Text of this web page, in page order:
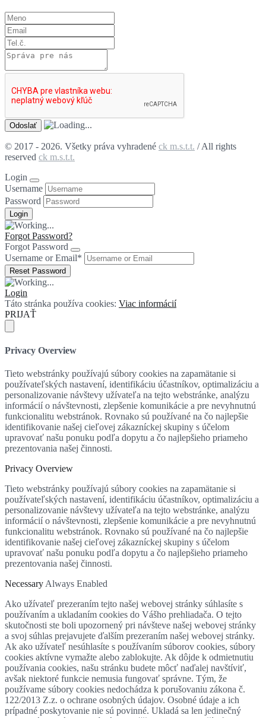
© 2017 - 2026. Všetky práva vyhradené ck m.s.t.t. / All rights
reserved ck m.s.t.t.
Login
Username
Password
Forgot Password?
Forgot Password
Username or Email*
Login
Táto stránka používa cookies: Viac informácií
PRIJAŤ
Privacy Overview
Tieto webstránky používajú súbory cookies na zapamätanie si
používateľských nastavení, identifikáciu účastníkov, optimalizáciu a
personalizovanie návštevy užívateľa na tejto webstránke, analýzu
informácií o návštevnosti, zlepšenie komunikácie a pre nevyhnutnú
funkcionalitu webstránok. Rovnako sú používané na čo najlepšie
identifikovanie našej cieľovej zákazníckej skupiny s účelom
upravovať našu ponuku podľa dopytu a čo najlepšieho priameho
prezentovania našej činnosti.
Privacy Overview
Tieto webstránky používajú súbory cookies na zapamätanie si
používateľských nastavení, identifikáciu účastníkov, optimalizáciu a
personalizovanie návštevy užívateľa na tejto webstránke, analýzu
informácií o návštevnosti, zlepšenie komunikácie a pre nevyhnutnú
funkcionalitu webstránok. Rovnako sú používané na čo najlepšie
identifikovanie našej cieľovej zákazníckej skupiny s účelom
upravovať našu ponuku podľa dopytu a čo najlepšieho priameho
prezentovania našej činnosti.
Necessary Always Enabled
Ako užívateľ prezeraním tejto našej webovej stránky súhlasíte s
používaním a ukladaním cookies do Vášho prehliadača. O tejto
skutočnosti ste boli upozornený pri návšteve našej webovej stránky
a svoj súhlas prejavujete ďalším prezeraním našej webovej stránky.
Ak ako užívateľ nesúhlasíte s používaním súborov cookies, súbory
cookies aktívne vymažte alebo zablokujte. Ak dôjde k odmietnutiu
používania cookies, našu stránku budete môcť naďalej navštíviť,
avšak niektoré funkcie nemusia fungovať správne. Tým, že
používame súbory cookies nedochádza k porušovaniu zákona č.
122/2013 Z.z. o ochrane osobných údajov. Osobné údaje a ich
prípadné poskytovanie nie sú povinné. Ukladá sa len jedinečný